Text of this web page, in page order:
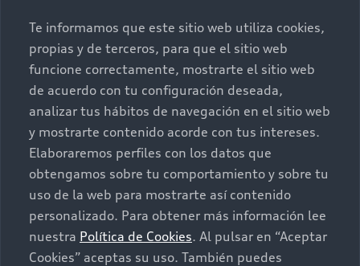
Te informamos que este sitio web utiliza cookies,
propias y de terceros, para que el sitio web
funcione correctamente, mostrarte el sitio web
de acuerdo con tu configuración deseada,
analizar tus hábitos de navegación en el sitio web
y mostrarte contenido acorde con tus intereses.
Elaboraremos perfiles con los datos que
obtengamos sobre tu comportamiento y sobre tu
uso de la web para mostrarte así contenido
personalizado. Para obtener más información lee
nuestra Política de Cookies. Al pulsar en “Aceptar
Cookies” aceptas su uso. También puedes
Nuestras Promociones
Postventa
Audi Aftersales
Autos Nuevos
Quiero un Audi nuevo
Seminuevos
Audi Certified :plus
Contacto
Contáctanos
Citas de servicio